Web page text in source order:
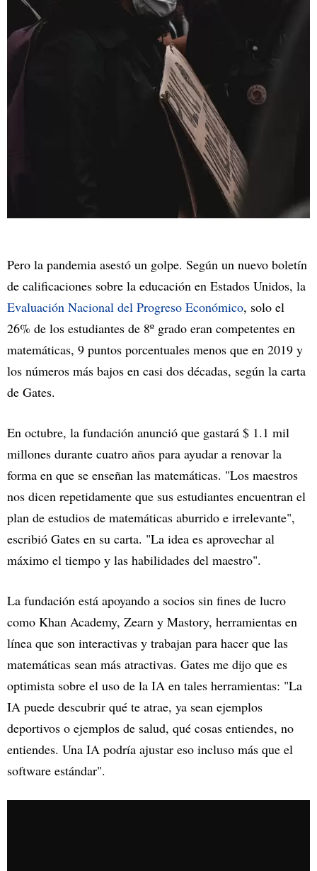
Pero la pandemia asestó un golpe. Según un nuevo boletín
de calificaciones sobre la educación en Estados Unidos, la
Evaluación Nacional del Progreso Económico, solo el
26% de los estudiantes de 8º grado eran competentes en
matemáticas, 9 puntos porcentuales menos que en 2019 y
los números más bajos en casi dos décadas, según la carta
de Gates.
En octubre, la fundación anunció que gastará $ 1.1 mil
millones durante cuatro años para ayudar a renovar la
forma en que se enseñan las matemáticas. "Los maestros
nos dicen repetidamente que sus estudiantes encuentran el
plan de estudios de matemáticas aburrido e irrelevante",
escribió Gates en su carta. "La idea es aprovechar al
máximo el tiempo y las habilidades del maestro".
La fundación está apoyando a socios sin fines de lucro
como Khan Academy, Zearn y Mastory, herramientas en
línea que son interactivas y trabajan para hacer que las
matemáticas sean más atractivas. Gates me dijo que es
optimista sobre el uso de la IA en tales herramientas: "La
IA puede descubrir qué te atrae, ya sean ejemplos
deportivos o ejemplos de salud, qué cosas entiendes, no
entiendes. Una IA podría ajustar eso incluso más que el
software estándar".